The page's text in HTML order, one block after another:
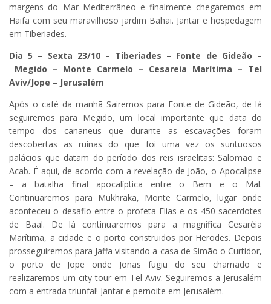
margens do Mar Mediterrâneo e finalmente chegaremos em
Haifa com seu maravilhoso jardim Bahai. Jantar e hospedagem
em Tiberiades.
Dia 5 – Sexta 23/10 – Tiberiades – Fonte de Gideão –
Megido – Monte Carmelo – Cesareia Marítima – Tel
Aviv/Jope – Jerusalém
Após o café da manhã Sairemos para Fonte de Gideão, de lá
seguiremos para Megido, um local importante que data do
tempo dos cananeus que durante as escavações foram
descobertas as ruínas do que foi uma vez os suntuosos
palácios que datam do período dos reis israelitas: Salomão e
Acab. É aqui, de acordo com a revelação de João, o Apocalipse
– a batalha final apocalíptica entre o Bem e o Mal.
Continuaremos para Mukhraka, Monte Carmelo, lugar onde
aconteceu o desafio entre o profeta Elias e os 450 sacerdotes
de Baal. De lá continuaremos para a magnifica Cesaréia
Marítima, a cidade e o porto construidos por Herodes. Depois
prosseguiremos para Jaffa visitando a casa de Simão o Curtidor,
o porto de Jope onde Jonas fugiu do seu chamado e
realizaremos um city tour em Tel Aviv. Seguiremos a Jerusalém
com a entrada triunfal! Jantar e pernoite em Jerusalém.